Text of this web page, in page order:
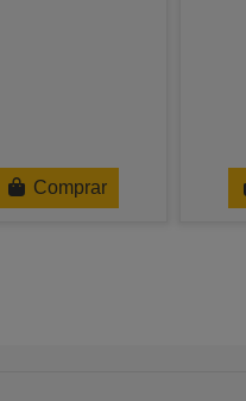
Comprar